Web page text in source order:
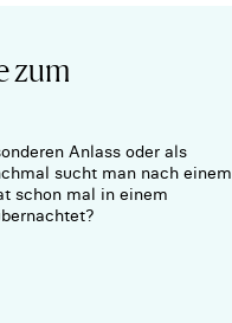
zum
Anlass oder als
sucht man nach einem
schon mal in einem